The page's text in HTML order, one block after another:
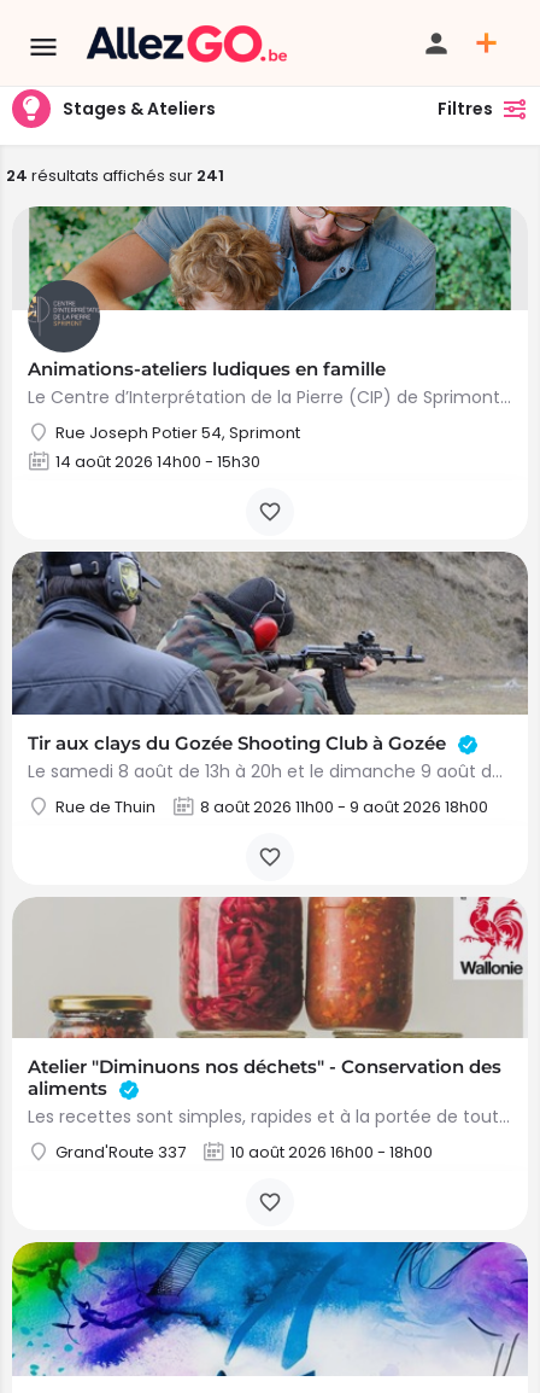
Stages & Ateliers Filtres
24 résultats affichés sur 241
Animations-ateliers ludiques en famille
Le Centre d’Interprétation de la Pierre (CIP) de Sprimont lance avec enthousiasme ses ateliers ludiques en…
Rue Joseph Potier 54, Sprimont
14 août 2026 14h00 - 15h30
Tir aux clays du Gozée Shooting Club à Gozée
Le samedi 8 août de 13h à 20h et le dimanche 9 août de 10h à 20h, le Gozée Shooting Club organise un Tir aux…
Rue de Thuin 8 août 2026 11h00 - 9 août 2026 18h00
Atelier "Diminuons nos déchets" - Conservation des
aliments
Les recettes sont simples, rapides et à la portée de toutes et tous. Une bonne occasion de consommer des…
Grand'Route 337 10 août 2026 16h00 - 18h00